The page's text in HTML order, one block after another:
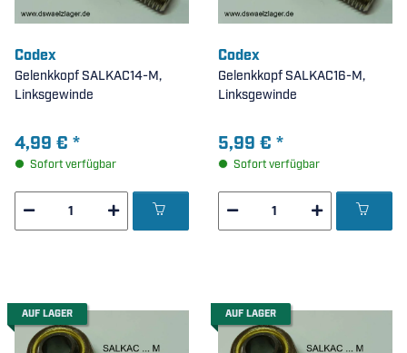
Codex
Gelenkkopf SALKAC14-M,
Linksgewinde
4,99 € *
Sofort verfügbar
Codex
Gelenkkopf SALKAC16-M,
Linksgewinde
5,99 € *
Sofort verfügbar
AUF LAGER AUF LAGER